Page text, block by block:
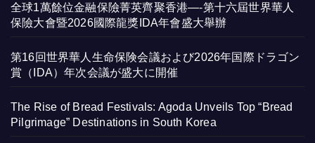
全球1萬餘位金融保險菁英齊聚香港—-第十六屆世界華人
保險大會暨2026國際龍獎IDA年會盛大舉辦
第16回世界華人生命保険会議および2026年国際ドラゴン
賞（IDA）年次会議が盛大に開催
The Rise of Bread Festivals: Agoda Unveils Top “Bread
Pilgrimage” Destinations in South Korea